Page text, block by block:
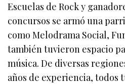
Escuelas de Rock y
concursos se armó una
como Melodrama Social,
también tuvieron espacio
música. De diversas
años de experiencia, todos